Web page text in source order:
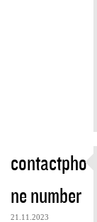
contactpho
ne number
21.11.2023